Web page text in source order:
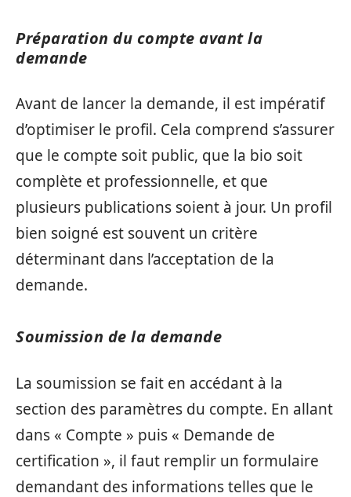
Préparation du compte avant la
demande
Avant de lancer la demande, il est impératif
d’optimiser le profil. Cela comprend s’assurer
que le compte soit public, que la bio soit
complète et professionnelle, et que
plusieurs publications soient à jour. Un profil
bien soigné est souvent un critère
déterminant dans l’acceptation de la
demande.
Soumission de la demande
La soumission se fait en accédant à la
section des paramètres du compte. En allant
dans « Compte » puis « Demande de
certification », il faut remplir un formulaire
demandant des informations telles que le